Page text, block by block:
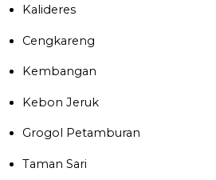
Kalideres
Cengkareng
Kembangan
Kebon Jeruk
Grogol Petamburan
Taman Sari